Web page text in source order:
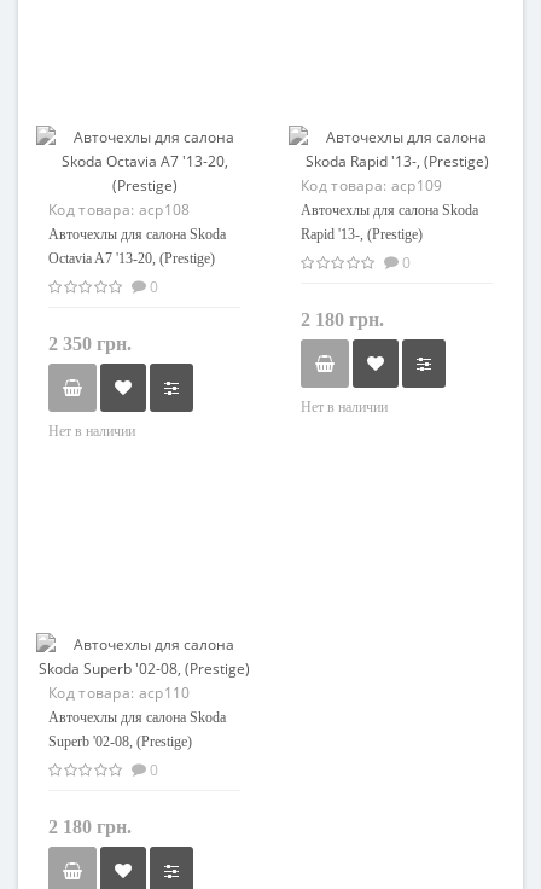
Код товара: acp108
Авточехлы для салона Skoda
Octavia A7 '13-20, (Prestige)
0
2 350 грн.
Нет в наличии
Код товара: acp109
Авточехлы для салона Skoda
Rapid '13-, (Prestige)
0
2 180 грн.
Нет в наличии
Код товара: acp110
Авточехлы для салона Skoda
Superb '02-08, (Prestige)
0
2 180 грн.